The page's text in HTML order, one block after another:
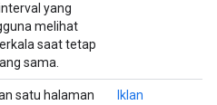
yang
melihat
saat tetap
sama.
satu halaman
Iklan